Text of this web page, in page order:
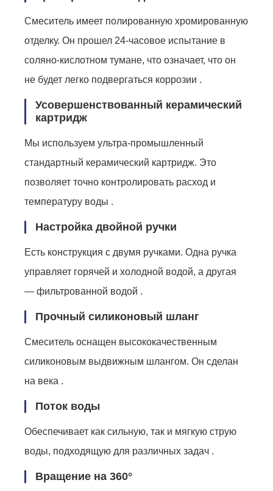
Смеситель имеет полированную хромированную
отделку. Он прошел 24-часовое испытание в
соляно-кислотном тумане, что означает, что он
не будет легко подвергаться коррозии .
Усовершенствованный керамический
картридж
Мы используем ультра-промышленный
стандартный керамический картридж. Это
позволяет точно контролировать расход и
температуру воды .
Настройка двойной ручки
Есть конструкция с двумя ручками. Одна ручка
управляет горячей и холодной водой, а другая
— фильтрованной водой .
Прочный силиконовый шланг
Смеситель оснащен высококачественным
силиконовым выдвижным шлангом. Он сделан
на века .
Поток воды
Обеспечивает как сильную, так и мягкую струю
воды, подходящую для различных задач .
Вращение на 360°